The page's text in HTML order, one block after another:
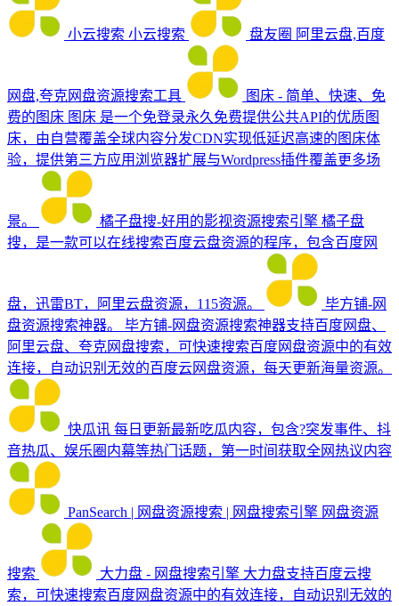
小云搜索 小云搜索 盘友圈 阿里云盘,百度
网盘,夸克网盘资源搜索工具
图床 - 简单、快速、免
费的图床 图床 是一个免登录永久免费提供公共API的优质图
床，由自营覆盖全球内容分发CDN实现低延迟高速的图床体
验，提供第三方应用浏览器扩展与Wordpress插件覆盖更多场
景。 橘子盘搜-好用的影视资源搜索引擎 橘子盘
搜，是一款可以在线搜索百度云盘资源的程序，包含百度网
盘，迅雷BT，阿里云盘资源，115资源。
毕方铺-网
盘资源搜索神器。
毕方铺-网盘资源搜索神器支持百度网盘、
阿里云盘、夸克网盘搜索，可快速搜索百度网盘资源中的有效
连接，自动识别无效的百度云网盘资源，每天更新海量资源。
快瓜讯 每日更新最新吃瓜内容，包含?突发事件、抖
音热瓜、娱乐圈内幕等热门话题，第一时间获取全网热议内容
PanSearch | 网盘资源搜索 | 网盘搜索引擎 网盘资源
搜索 大力盘 - 网盘搜索引擎 大力盘支持百度云搜
索，可快速搜索百度网盘资源中的有效连接，自动识别无效的